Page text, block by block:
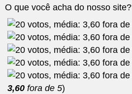
O que você acha do nosso site?
3,60 fora de 5)